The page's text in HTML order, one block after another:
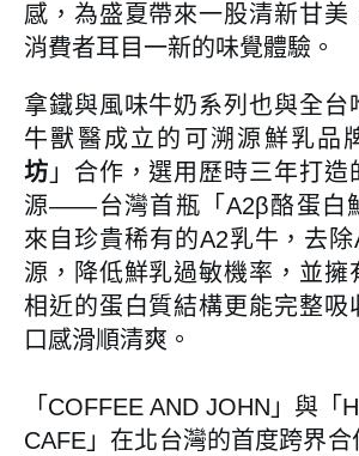
感，為盛夏帶來一股清新甘美
消費者耳目一新的味覺體驗。
拿鐵與風味牛奶系列也與全台
牛獸醫成立的可溯源鮮乳品
坊 」合作，選用歷時三年打造
源——台灣首瓶「A2β酪蛋白
來自珍貴稀有的A2乳牛，去
源，降低鮮乳過敏機率，並擁
相近的蛋白質結構更能完整吸
口感滑順清爽。
「COFFEE AND JOHN」與「
CAFE」在北台灣的首度跨界合